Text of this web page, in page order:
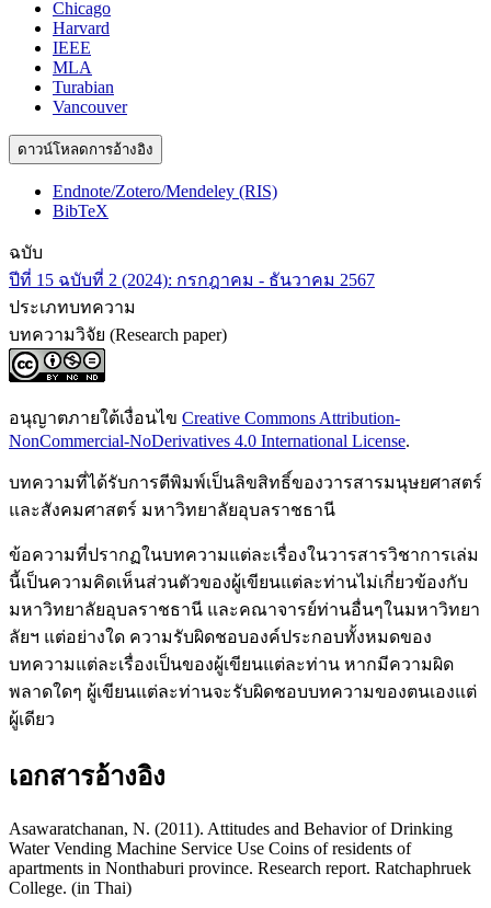
Chicago
Harvard
IEEE
MLA
Turabian
Vancouver
ดาวน์โหลดการอ้างอิง
Endnote/Zotero/Mendeley (RIS)
BibTeX
ฉบับ
ปีที่ 15 ฉบับที่ 2 (2024): กรกฎาคม - ธันวาคม 2567
ประเภทบทความ
บทความวิจัย (Research paper)
อนุญาตภายใต้เงื่อนไข Creative Commons Attribution-
NonCommercial-NoDerivatives 4.0 International License.
บทความที่ได้รับการตีพิมพ์เป็นลิขสิทธิ์ของวารสารมนุษยศาสตร์
และสังคมศาสตร์ มหาวิทยาลัยอุบลราชธานี
ข้อความที่ปรากฏในบทความแต่ละเรื่องในวารสารวิชาการเล่ม
นี้เป็นความคิดเห็นส่วนตัวของผู้เขียนแต่ละท่านไม่เกี่ยวข้องกับ
มหาวิทยาลัยอุบลราชธานี และคณาจารย์ท่านอื่นๆในมหาวิทยา
ลัยฯ แต่อย่างใด ความรับผิดชอบองค์ประกอบทั้งหมดของ
บทความแต่ละเรื่องเป็นของผู้เขียนแต่ละท่าน หากมีความผิด
พลาดใดๆ ผู้เขียนแต่ละท่านจะรับผิดชอบบทความของตนเองแต่
ผู้เดียว
เอกสารอ้างอิง
Asawaratchanan, N. (2011). Attitudes and Behavior of Drinking
Water Vending Machine Service Use Coins of residents of
apartments in Nonthaburi province. Research report. Ratchaphruek
College. (in Thai)